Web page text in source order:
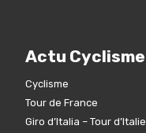
Actu Cyclisme
Cyclisme
Tour de France
Giro d’Italia – Tour d’Italie